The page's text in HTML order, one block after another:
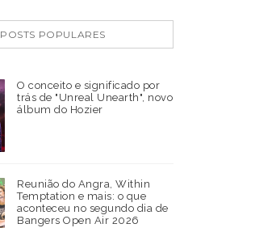
POSTS POPULARES
O conceito e significado por
trás de "Unreal Unearth", novo
álbum do Hozier
Reunião do Angra, Within
Temptation e mais: o que
aconteceu no segundo dia de
Bangers Open Air 2026